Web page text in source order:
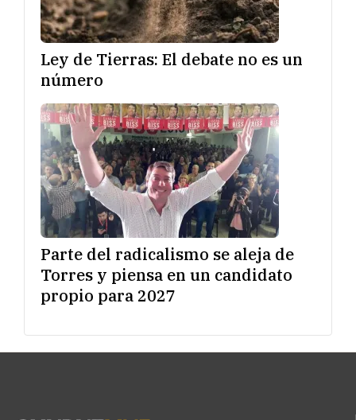
Ley de Tierras: El debate no es un
número
Parte del radicalismo se aleja de
Torres y piensa en un candidato
propio para 2027